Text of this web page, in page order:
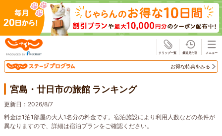
お得な特典をみる
宮島・廿日市の旅館 ランキング
更新日： 2026/8/7
料金は1泊1部屋の大人1名分の料金です。宿泊施設により利用人数などの条件が
異なりますので、詳細は宿泊プランをご確認ください。